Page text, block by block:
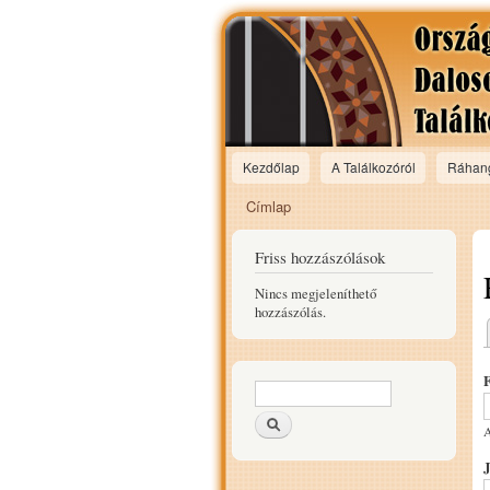
Main menu
Kezdőlap A Találkozóról
Jelenlegi hely
Címlap
Friss hozzászólások
Nincs megjeleníthető
hozzászólás.
Keresés űrlap